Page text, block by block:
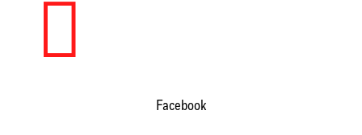

Facebook